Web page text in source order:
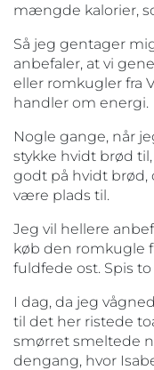
mængde kalorier,
Så jeg gentager
anbefaler, at vi
eller romkugler fra
handler om energi.
Nogle gange, når
stykke hvidt brød
godt på hvidt brød,
være plads til.
Jeg vil hellere
køb den romkugle
fuldfede ost. Spis to
I dag, da jeg
til det her ristede
smørret smeltede
dengang, hvor